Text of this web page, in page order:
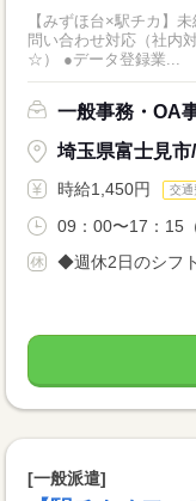
【みずほ台×駅チカ】
問い合わせ対応（社内
☆） ●データ登録業...
一般事務・OA
埼玉県富士見市
時給1,450円 交通
09：00〜17：15
◆週休2日のシフ
[一般派遣]